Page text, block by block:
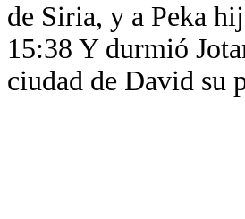
de Siria, y a Peka
15:38 Y durmió
ciudad de David su